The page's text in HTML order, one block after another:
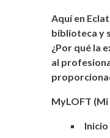
Aquí en
biblioteca y
¿Por qué la
al
MyLOFT